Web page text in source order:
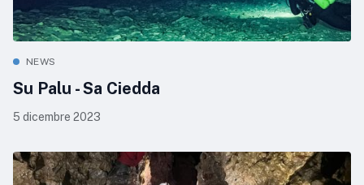
NEWS
Su Palu - Sa Ciedda
5 dicembre 2023